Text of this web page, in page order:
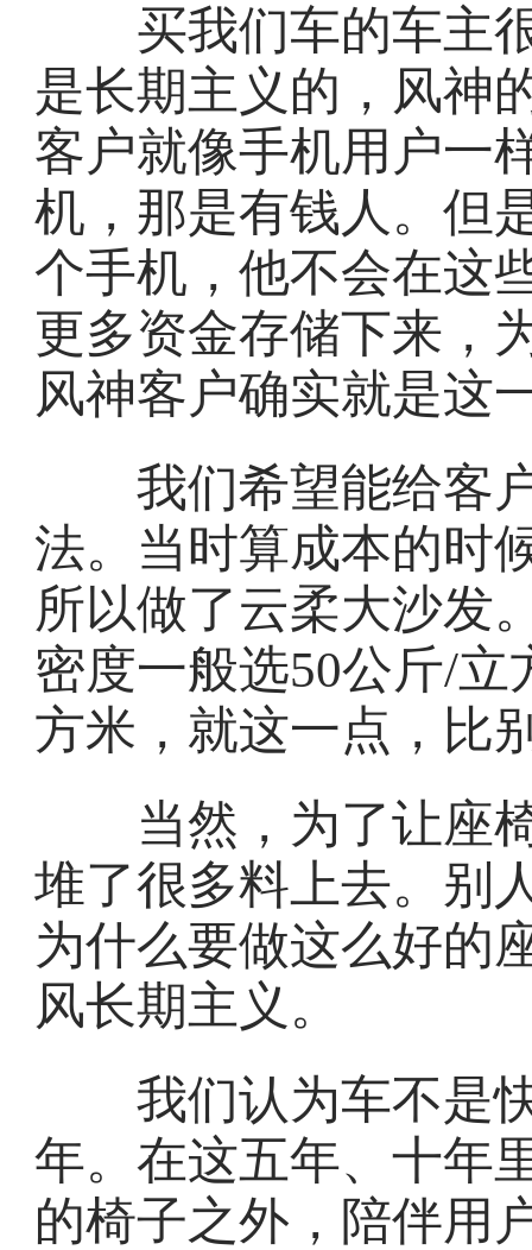
买我们车的车主很
是长期主义的，风神
客户就像手机用户一
机，那是有钱人。但
个手机，他不会在这
更多资金存储下来，
风神客户确实就是这
我们希望能给客户
法。当时算成本的时
所以做了云柔大沙发
密度一般选50公斤/
方米，就这一点，比
当然，为了让座椅
堆了很多料上去。别
为什么要做这么好的
风长期主义。
我们认为车不是快
年。在这五年、十年
的椅子之外，陪伴用